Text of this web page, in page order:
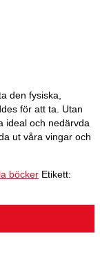
den fysiska,
för att ta. Utan
ideal och nedärvda
ut våra vingar och
böcker Etikett: